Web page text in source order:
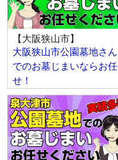
【大阪狭山市】
大阪狭山市公園墓地さん
でのお墓じまいならお任
せ！